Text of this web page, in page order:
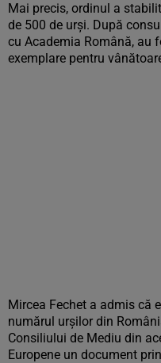
Mai precis, ordinul a
de 500 de urși. După
cu Academia Română, au
exemplare pentru
Mircea Fechet a admis că
numărul urșilor din
Consiliului de Mediu din
Europene un document